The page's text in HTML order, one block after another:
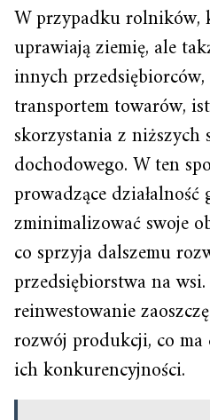
W przypadku
uprawiają ziemię, ale
innych
transportem towarów,
skorzystania z niższych
dochodowego. W ten
prowadzące działalność
zminimalizować swoje
co sprzyja dalszemu
przedsiębiorstwa na
reinwestowanie
rozwój produkcji, co
ich konkurencyjności.